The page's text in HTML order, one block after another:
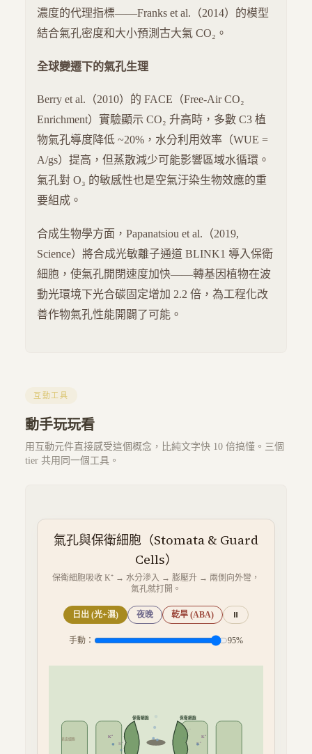
濃度的代理指標——Franks et al.（2014）的模型
結合氣孔密度和大小預測古大氣 CO₂。
全球變遷下的氣孔生理
Berry et al.（2010）的 FACE（Free-Air CO₂
Enrichment）實驗顯示 CO₂ 升高時，多數 C3 植
物氣孔導度降低 ~20%，水分利用效率（WUE =
A/gs）提高，但蒸散減少可能影響區域水循環。
氣孔對 O₃ 的敏感性也是空氣汙染生物效應的重
要組成。
合成生物學方面，Papanatsiou et al.（2019,
Science）將合成光敏離子通道 BLINK1 導入保衛
細胞，使氣孔開閉速度加快——轉基因植物在波
動光環境下光合碳固定增加 2.2 倍，為工程化改
善作物氣孔性能開闢了可能。
互動工具
動手玩玩看
用互動元件直接感受這個概念，比純文字快 10 倍搞懂。三個
tier 共用同一個工具。
氣孔與保衛細胞（Stomata & Guard
Cells）
保衛細胞吸收 K⁺ → 水分滲入 → 膨壓升 → 兩側向外彎，
氣孔就打開。
日出 (光+濕) 夜晚 乾旱 (ABA) ⏸
手動： 95%
K⁺
K⁺
K⁺
K⁺
K⁺
保衛細胞 保衛細胞
表皮細胞